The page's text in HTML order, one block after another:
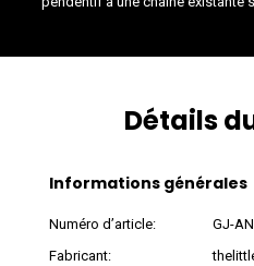
Détails
Informations générales
Numéro d’article:
GJ-
Fabricant: